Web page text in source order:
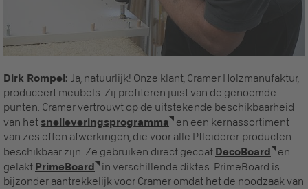
Dirk Rompel: Ja, natuurlijk! Onze klant, Cramer Holzmanufaktur,
produceert meubels. Zij profiteren juist van de genoemde
punten. Cramer vertrouwt op de uitstekende beschikbaarheid
van het snelleveringsprogramma
en een kernassortiment
van zes effen afwerkingen, die voor alle Pfleiderer-producten
beschikbaar zijn. Ze gebruiken direct gecoat DecoBoard
en
gelakt PrimeBoard
in verschillende diktes. PrimeBoard is
bijzonder aantrekkelijk voor Cramer omdat het de noodzaak van